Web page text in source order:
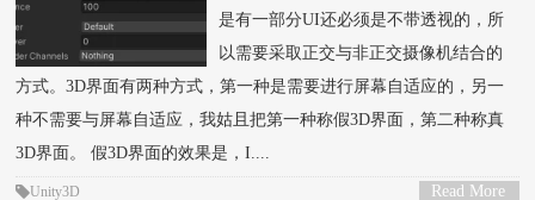
是有一部分UI还必须是不带透视的，所
以需要采取正交与非正交摄像机结合的
方式。3D界面有两种方式，第一种是需要进行屏幕自适应的，另一
种不需要与屏幕自适应，我姑且把第一种称假3D界面，第二种称真
3D界面。 假3D界面的效果是，I....
Read More
Unity3D